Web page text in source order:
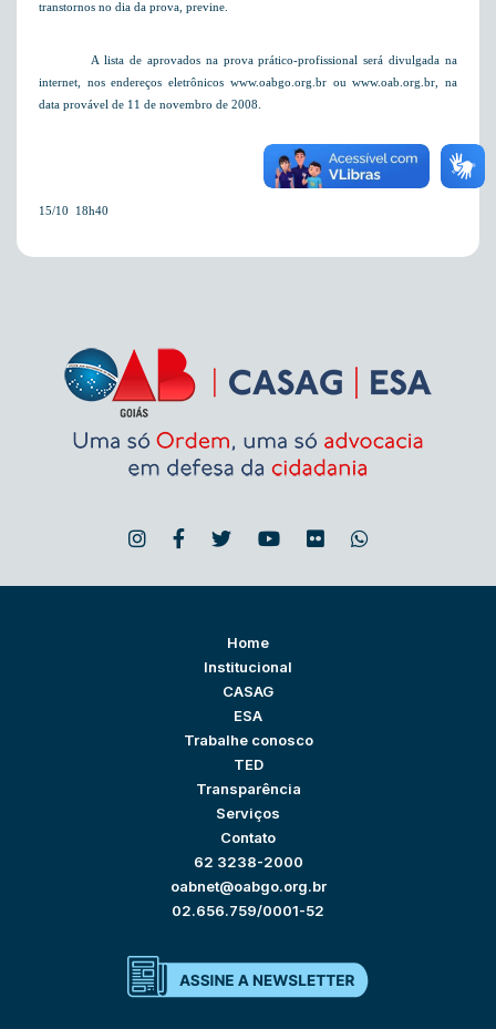
transtornos no dia da prova, previne.
A lista de aprovados na prova prático-profissional será divulgada na
internet, nos endereços eletrônicos www.oabgo.org.br ou www.oab.org.br, na
data provável de 11 de novembro de 2008
15/10  18h40
Home
Institucional
CASAG
ESA
Trabalhe conosco
TED
Transparência
Serviços
Contato
62 3238-2000
oabnet@oabgo.org.br
02.656.759/0001-52